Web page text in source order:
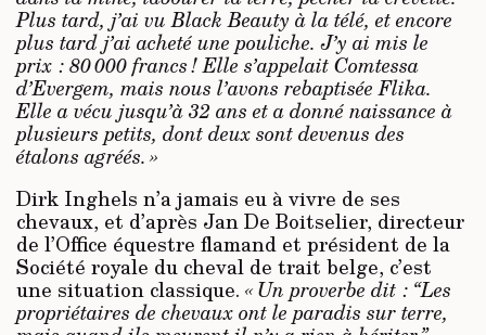
Plus tard, j’ai vu Black Beauty à la télé, et encore
plus tard j’ai acheté une pouliche. J’y ai mis le
prix : 80 000 francs ! Elle s’appelait Comtessa
d’Evergem, mais nous l’avons rebaptisée Flika.
Elle a vécu jusqu’à 32 ans et a donné naissance à
plusieurs petits, dont deux sont devenus des
étalons agréés. »
Dirk Inghels n’a jamais eu à vivre de ses
chevaux, et d’après Jan De Boitselier, directeur
de l’Office équestre flamand et président de la
Société royale du cheval de trait belge, c’est
une situation classique. « Un proverbe dit : “Les
propriétaires de chevaux ont le paradis sur terre,